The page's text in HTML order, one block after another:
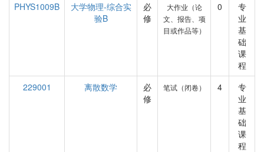
PHYS1009B
大学物理-综合实
验B
必
修
大作业（论
文、报告、项
目或作品等）
0
专
业
基
础
课
程
229001
离散数学
必
修
笔试（闭卷） 4
专
业
基
础
课
程